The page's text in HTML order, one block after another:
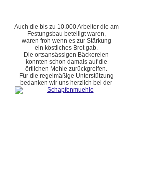
Auch die bis zu 10.000 Arbeiter die am
Festungsbau beteiligt waren,
waren froh wenn es zur Stärkung
ein köstliches Brot gab.
Die ortsansässigen Bäckereien
konnten schon damals auf die
örtlichen Mehle zurückgreifen.
Für die regelmäßige Unterstützung
bedanken wir uns herzlich bei der